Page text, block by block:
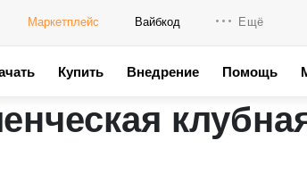
Маркетплейс Вайбкод Ещё
Промо для
Купить Внедрение Помощь